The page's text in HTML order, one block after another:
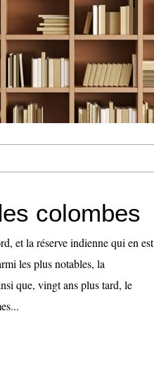
colombes
et la réserve indienne qui en est
les plus notables, la
que, vingt ans plus tard, le